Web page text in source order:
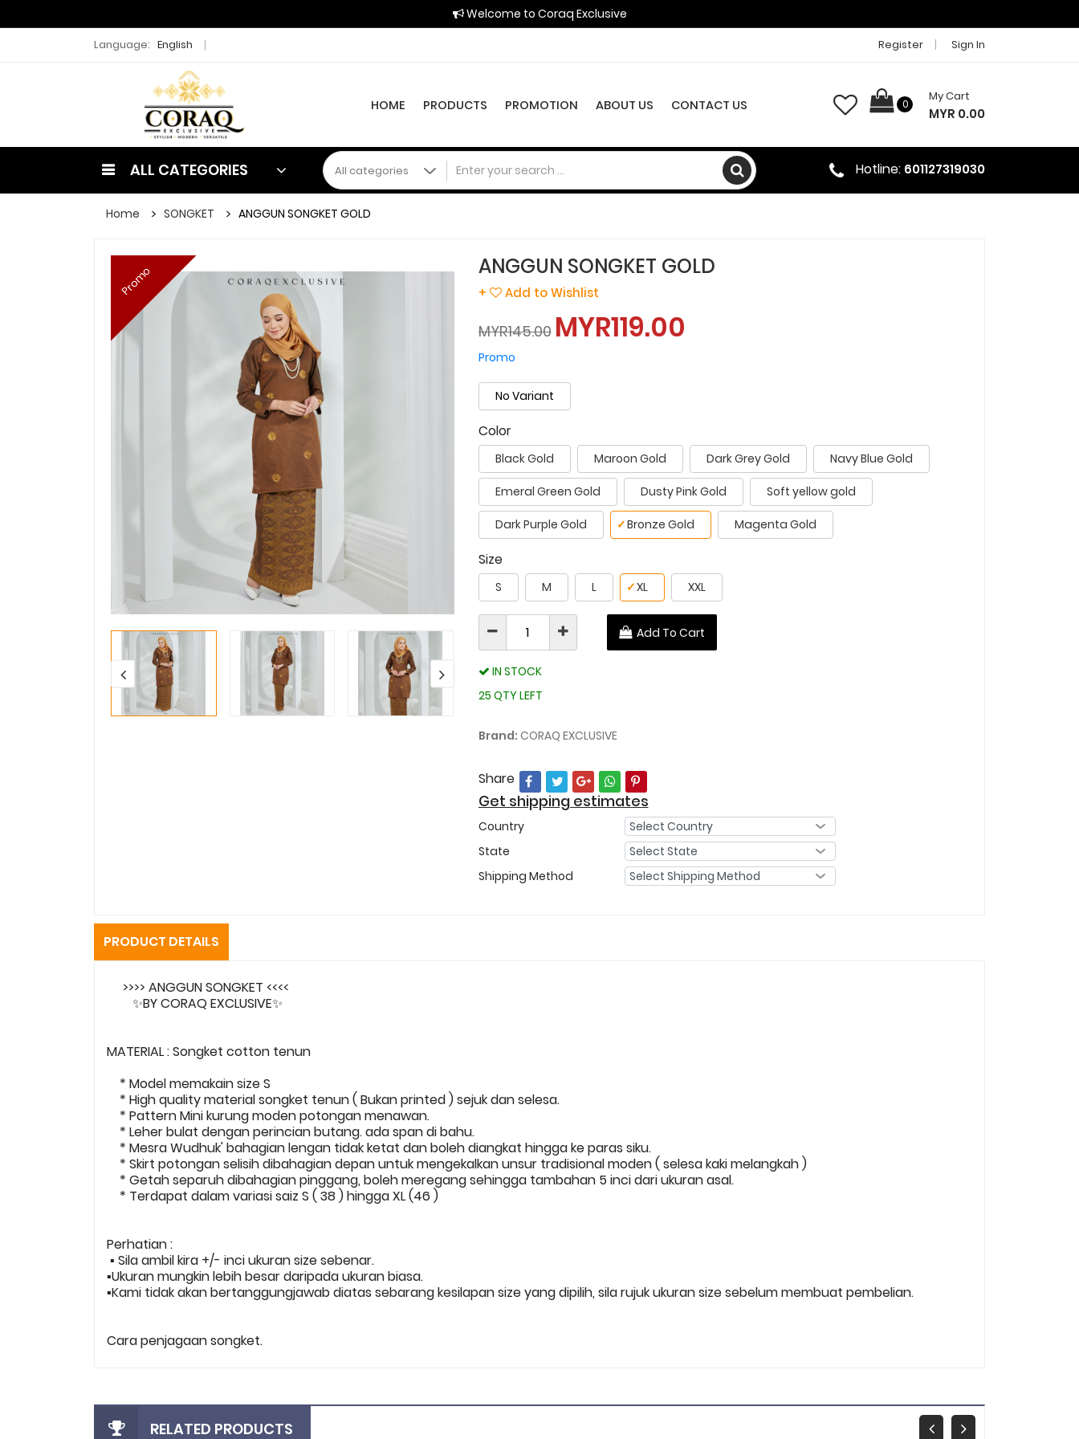
Welcome to Coraq Exclusive
Language: English Register Sign In
HOME PRODUCTS PROMOTION ABOUT US CONTACT US 0
My Cart
MYR 0.00
ALL CATEGORIES Hotline: 601127319030
Home SONGKET ANGGUN SONGKET GOLD
Promo ANGGUN SONGKET GOLD
+ Add to Wishlist
MYR145.00 MYR119.00
Promo
No Variant
Color
Black Gold Maroon Gold Dark Grey Gold Navy Blue Gold
Emeral Green Gold Dusty Pink Gold Soft yellow gold
Dark Purple Gold Bronze Gold
✓ Magenta Gold
Size
S M L XL
✓ XXL
Add To Cart
IN STOCK
25 QTY LEFT
Brand: CORAQ EXCLUSIVE
Share
Get shipping estimates
Country
State
Shipping Method
PRODUCT DETAILS
>>>> ANGGUN SONGKET <<<<
✨BY CORAQ EXCLUSIVE✨
MATERIAL : Songket cotton tenun
* Model memakain size S
* High quality material songket tenun ( Bukan printed ) sejuk dan selesa.
* Pattern Mini kurung moden potongan menawan.
* Leher bulat dengan perincian butang. ada span di bahu.
* Mesra Wudhuk' bahagian lengan tidak ketat dan boleh diangkat hingga ke paras siku.
* Skirt potongan selisih dibahagian depan untuk mengekalkan unsur tradisional moden ( selesa kaki melangkah )
* Getah separuh dibahagian pinggang, boleh meregang sehingga tambahan 5 inci dari ukuran asal.
* Terdapat dalam variasi saiz S ( 38 ) hingga XL (46 )
Perhatian :
▪️ Sila ambil kira +/- inci ukuran size sebenar.
▪️Ukuran mungkin lebih besar daripada ukuran biasa.
▪️Kami tidak akan bertanggungjawab diatas sebarang kesilapan size yang dipilih, sila rujuk ukuran size sebelum membuat pembelian.
Cara penjagaan songket.
RELATED PRODUCTS